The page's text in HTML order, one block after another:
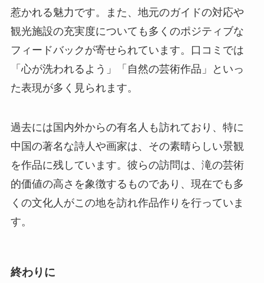
惹かれる魅力です。また、地元のガイドの対応や
観光施設の充実度についても多くのポジティブな
フィードバックが寄せられています。口コミでは
「心が洗われるよう」「自然の芸術作品」といっ
た表現が多く見られます。
過去には国内外からの有名人も訪れており、特に
中国の著名な詩人や画家は、その素晴らしい景観
を作品に残しています。彼らの訪問は、滝の芸術
的価値の高さを象徴するものであり、現在でも多
くの文化人がこの地を訪れ作品作りを行っていま
す。
終わりに